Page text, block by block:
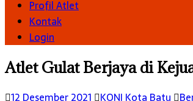
Profil Atlet
Kontak
Login
Atlet Gulat Berjaya di
12 Desember 2021 KONI Kota Batu